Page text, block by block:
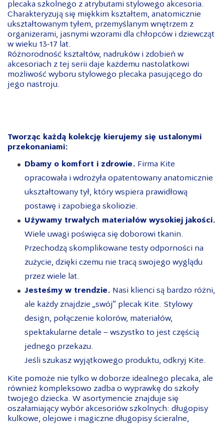
plecaka szkolnego z atrybutami stylowego akcesoria.
Charakteryzują się miękkim kształtem, anatomicznie
ukształtowanym tyłem, przemyślanym wnętrzem z
organizerami, jasnymi wzorami dla chłopców i dziewcząt
w wieku 13-17 lat.
Różnorodność kształtów, nadruków i zdobień w
akcesoriach z tej serii daje każdemu nastolatkowi
możliwość wyboru stylowego plecaka pasującego do
jego nastroju.
Tworząc każdą kolekcję kierujemy się ustalonymi
przekonaniami:
Dbamy o komfort i zdrowie. Firma Kite
opracowała i wdrożyła opatentowany anatomicznie
ukształtowany tył, który wspiera prawidłową
postawę i zapobiega skoliozie.
Używamy trwałych materiałów wysokiej jakości.
Wiele uwagi poświęca się doborowi tkanin.
Przechodzą skomplikowane testy odporności na
zużycie, dzięki czemu nie tracą swojego wyglądu
przez wiele lat.
Jesteśmy w trendzie. Nasi klienci są bardzo różni,
ale każdy znajdzie „swój” plecak Kite. Stylowy
design, połączenie kolorów, materiałów,
spektakularne detale – wszystko to jest częścią
jednego przekazu.
Jeśli szukasz wyjątkowego produktu, odkryj Kite.
Kite pomoże nie tylko w doborze idealnego plecaka, ale
również kompleksowo zadba o wyprawkę do szkoły
twojego dziecka. W asortymencie znajduje się
oszałamiający wybór akcesoriów szkolnych: długopisy
kulkowe, olejowe i magiczne długopisy ścieralne,